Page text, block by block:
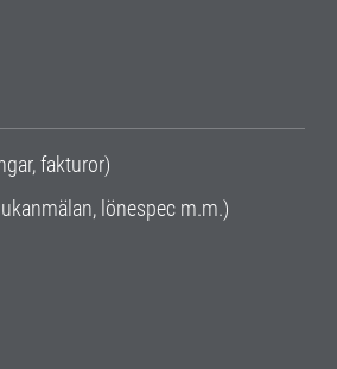
fakturor)
lönespec m.m.)